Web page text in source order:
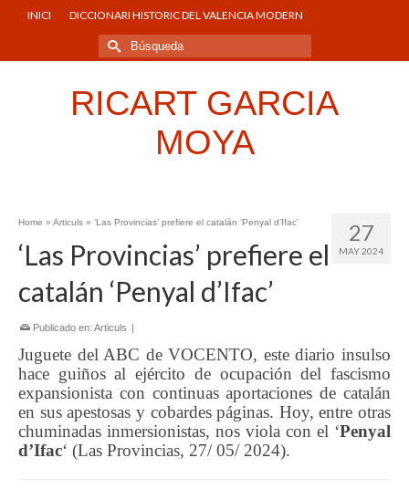
INICI DICCIONARI HISTORIC DEL VALENCIA MODERN
Buscar
por:
RICART GARCIA
MOYA
27
MAY 2024
Home » Articuls » ‘Las Provincias’ prefiere el catalán ‘Penyal d’Ifac’
‘Las Provincias’ prefiere el
catalán ‘Penyal d’Ifac’
Publicado en: Articuls |
Juguete del ABC de VOCENTO, este diario insulso
hace guiños al ejército de ocupación del fascismo
expansionista con continuas aportaciones de catalán
en sus apestosas y cobardes páginas. Hoy, entre otras
chuminadas inmersionistas, nos viola con el ‘Penyal
d’Ifac‘ (Las Provincias, 27/ 05/ 2024).